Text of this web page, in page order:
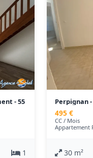
- 55
1
Perpignan
m²
495 €
CC / Mois
Appartement
30 m²